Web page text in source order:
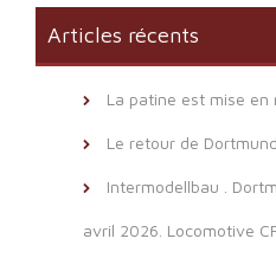
Articles récents
La patine est mise en
Le retour de
Intermodellbau .
avril 2026. Locomotive